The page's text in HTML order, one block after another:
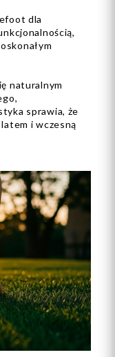
dla
naturalnym
sprawia, że
i wczesną